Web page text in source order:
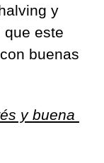
y
que este
buenas
y buena